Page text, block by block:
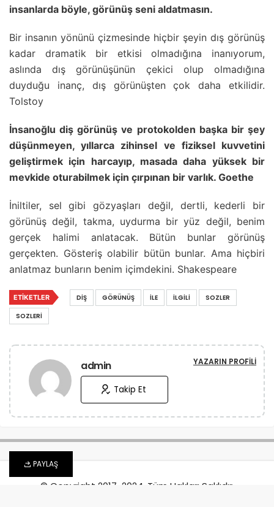
PAYLAŞ
insanlarda böyle, görünüş seni aldatmasın.
Bir insanın yönünü çizmesinde hiçbir şeyin dış görünüş
kadar dramatik bir etkisi olmadığına inanıyorum,
aslında dış görünüşünün çekici olup olmadığına
duyduğu inanç, dış görünüşten çok daha etkilidir.
Tolstoy
İnsanoğlu diş görünüş ve protokolden başka bir şey
düşünmeyen, yıllarca zihinsel ve fiziksel kuvvetini
geliştirmek için harcayıp, masada daha yüksek bir
mevkide oturabilmek için çırpınan bir varlık. Goethe
İniltiler, sel gibi gözyaşları değil, dertli, kederli bir
görünüş değil, takma, uydurma bir yüz değil, benim
gerçek halimi anlatacak. Bütün bunlar görünüş
gerçekten. Gösteriş olabilir bütün bunlar. Ama hiçbiri
anlatmaz bunların benim içimdekini. Shakespeare
ETIKETLER DIŞ GÖRÜNÜŞ İLE İLGILI
SOZLER
SOZLERI
admin YAZARIN PROFILI
Takip Et
© Copyright 2017-2024, Tüm Hakları Saklıdır.